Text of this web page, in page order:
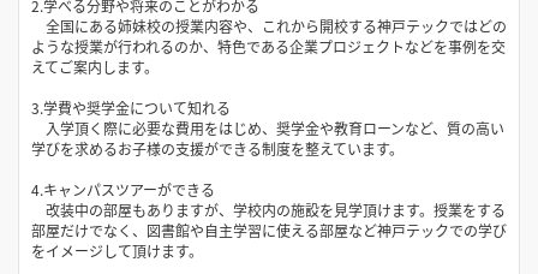
2.学べる分野や将来のことがわかる
全国にある姉妹校の授業内容や、これから開校する神戸テックではどの
ような授業が行われるのか、特色である企業プロジェクトなどを事例を交
えてご案内します。
3.学費や奨学金について知れる
入学頂く際に必要な費用をはじめ、奨学金や教育ローンなど、質の高い
学びを求めるお子様の支援ができる制度を整えています。
4.キャンパスツアーができる
改装中の部屋もありますが、学校内の施設を見学頂けます。授業をする
部屋だけでなく、図書館や自主学習に使える部屋など神戸テックでの学び
をイメージして頂けます。